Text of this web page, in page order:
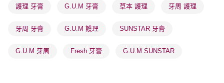
物流公司進行物流配送
護理 牙膏 G.U.M 牙膏 草本 護理 牙周 護理
牙周 牙膏 G.U.M 護理 SUNSTAR 牙膏
G.U.M 牙周 Fresh 牙膏 G.U.M SUNSTAR